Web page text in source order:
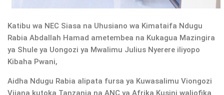
Katibu wa NEC Siasa na Uhusiano wa Kimataifa Ndugu
Rabia Abdallah Hamad ametembea na Kukagua Mazingira
ya Shule ya Uongozi ya Mwalimu Julius Nyerere iliyopo
Kibaha Pwani,
Aidha Ndugu Rabia alipata fursa ya Kuwasalimu Viongozi
Vijana kutoka Tanzania na ANC ya Afrika Kusini waliofika